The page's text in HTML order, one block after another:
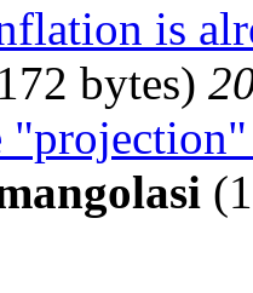
is
bytes)